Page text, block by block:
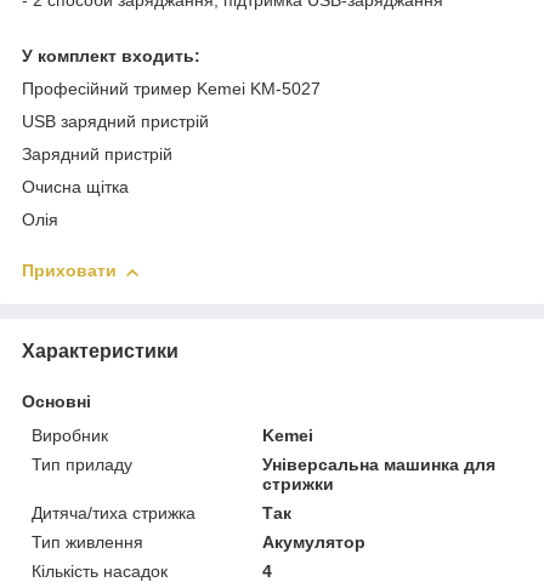
У комплект входить:
Професійний тример Kemei KM-5027
USB зарядний пристрій
Зарядний пристрій
Очисна щітка
Олія
Приховати
Характеристики
Основні
Виробник
Kemei
Тип приладу
Універсальна машинка для
стрижки
Дитяча/тиха стрижка
Так
Тип живлення
Акумулятор
Кількість насадок
4